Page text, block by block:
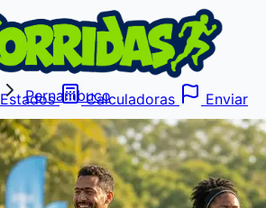
Estados Calculadoras
Enviar
Pernambuco